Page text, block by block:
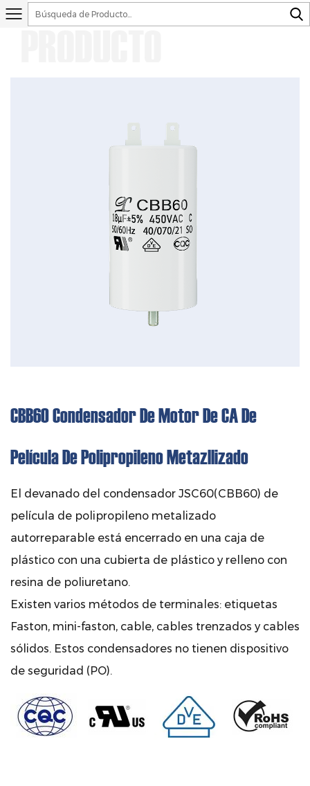
CBB60 Condensador De Motor De CA De
Película De Polipropileno Metazllizado
El devanado del condensador JSC60(CBB60) de
película de polipropileno metalizado
autorreparable está encerrado en una caja de
plástico con una cubierta de plástico y relleno con
resina de poliuretano.
Existen varios métodos de terminales: etiquetas
Faston, mini-faston, cable, cables trenzados y cables
sólidos. Estos condensadores no tienen dispositivo
de seguridad (PO).